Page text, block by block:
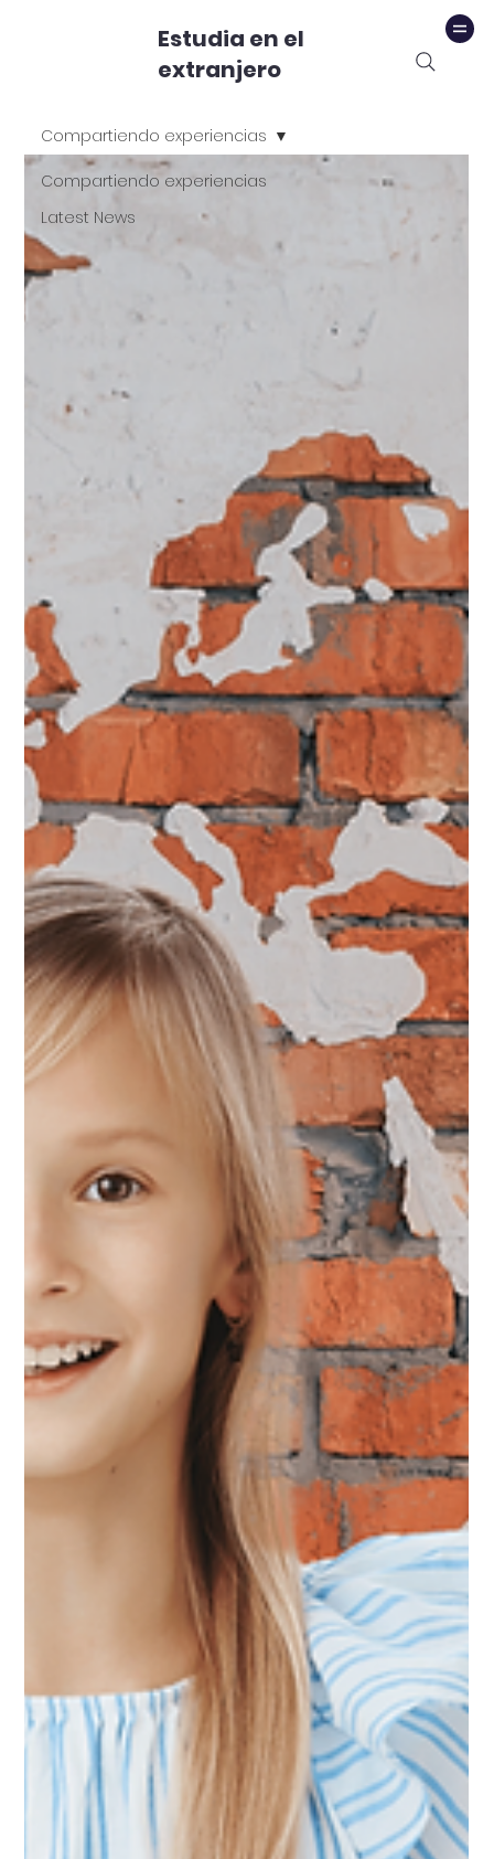
Estudia en el
extranjero
Compartiendo experiencias
Latest News
Compartiendo experiencias